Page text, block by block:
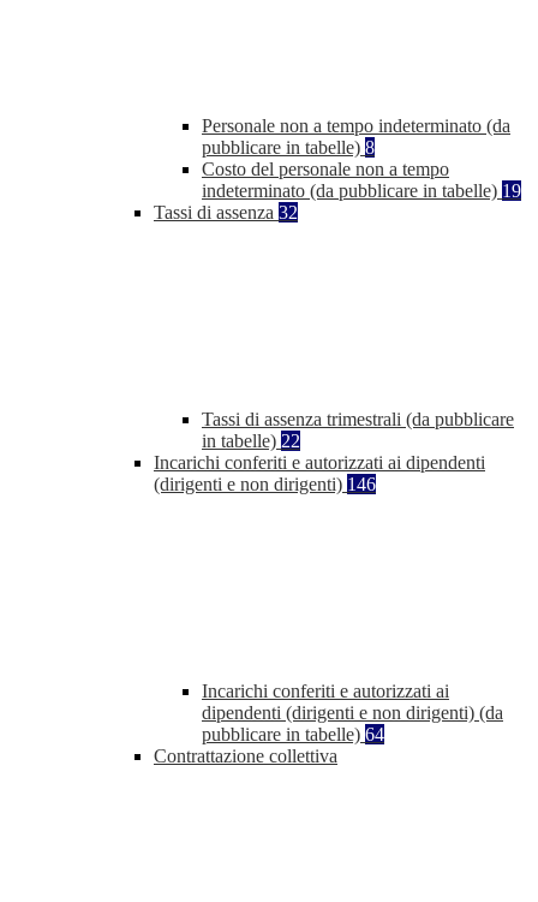
Personale non a tempo indeterminato (da
pubblicare in tabelle) 8
Costo del personale non a tempo
indeterminato (da pubblicare in tabelle) 19
Tassi di assenza 32
Tassi di assenza trimestrali (da pubblicare
in tabelle) 22
Incarichi conferiti e autorizzati ai dipendenti
(dirigenti e non dirigenti) 146
Incarichi conferiti e autorizzati ai
dipendenti (dirigenti e non dirigenti) (da
pubblicare in tabelle) 64
Contrattazione collettiva